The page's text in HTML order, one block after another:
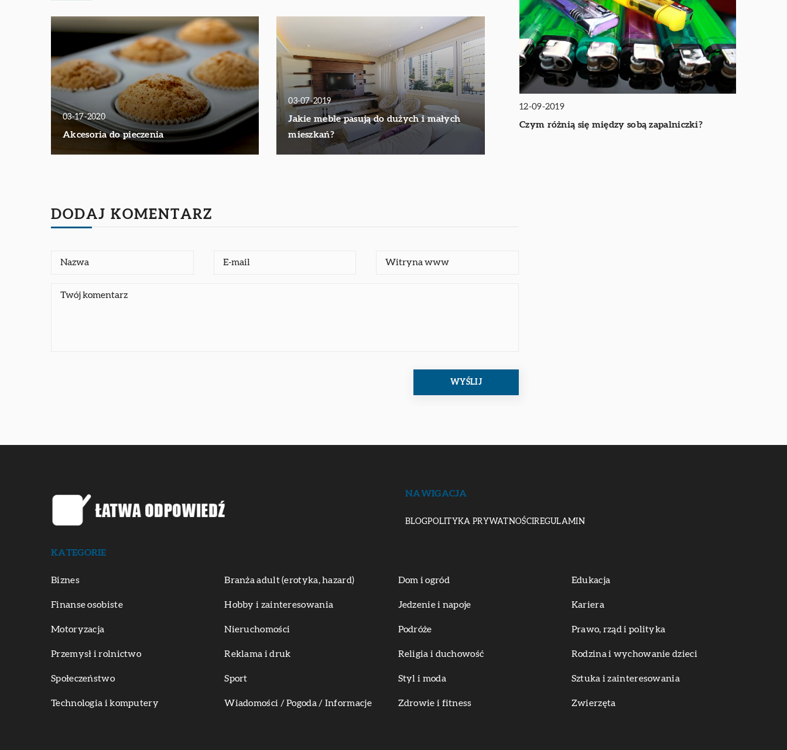
03-17-2020
Akcesoria do pieczenia
03-07-2019
Jakie meble pasują do dużych i małych
mieszkań?
12-09-2019
Czym różnią się między sobą zapalniczki?
DODAJ KOMENTARZ
NAWIGACJA
BLOGPOLITYKA PRYWATNOŚCIREGULAMIN
KATEGORIE
Biznes Branża adult (erotyka, hazard) Dom i ogród Edukacja
Finanse osobiste Hobby i zainteresowania Jedzenie i napoje Kariera
Motoryzacja Nieruchomości Podróże Prawo, rząd i polityka
Przemysł i rolnictwo Reklama i druk Religia i duchowość Rodzina i wychowanie dzieci
Społeczeństwo Sport Styl i moda Sztuka i zainteresowania
Technologia i komputery Wiadomości / Pogoda / Informacje Zdrowie i fitness Zwierzęta